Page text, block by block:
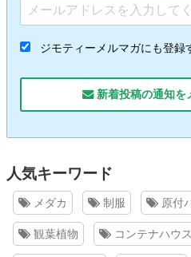
ジモティーメルマガにも登録
新着投稿の通知を
人気キーワード
メダカ 制服 原付
観葉植物 コンテナハウス